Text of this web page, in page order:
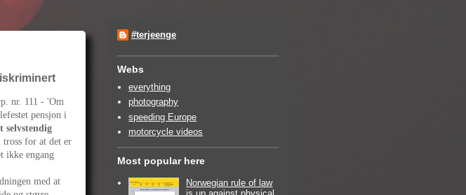
nr. 111 - 'Om
pensjon i
selvstendig
for at det er
ikke engang
med at
#terjeenge
Webs
everything
photography
speeding Europe
motorcycle videos
Most popular here
Norwegian rule of law